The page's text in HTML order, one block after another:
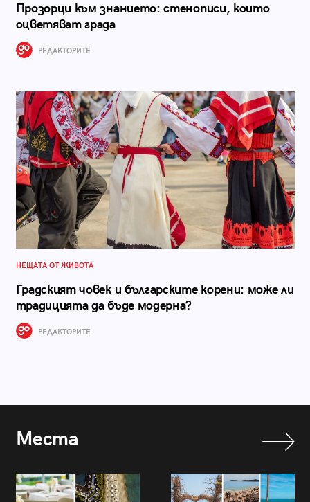
Прозорци към знанието: стенописи, които
оцветяват града
РЕДАКТОРИТЕ
НЕЩАТА ОТ ЖИВОТА
Градският човек и българските корени: може ли
традицията да бъде модерна?
РЕДАКТОРИТЕ
Места